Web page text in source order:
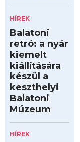
HÍREK
Balatoni
retró: a nyár
kiemelt
kiállítására
készül a
keszthelyi
Balatoni
Múzeum
HÍREK